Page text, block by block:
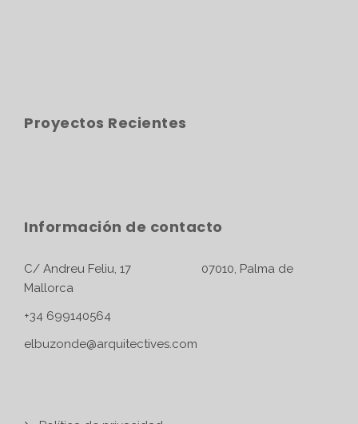
Proyectos Recientes
Información de contacto
C/ Andreu Feliu, 17 07010, Palma de
Mallorca
+34 699140564
elbuzonde@arquitectives.com